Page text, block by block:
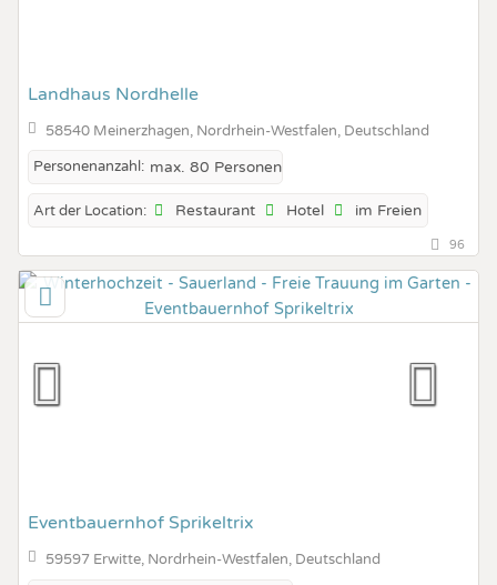
Landhaus Nordhelle
58540 Meinerzhagen, Nordrhein-Westfalen, Deutschland
Personenanzahl: max. 80 Personen
Art der Location: Restaurant Hotel im Freien
96
Eventbauernhof Sprikeltrix
59597 Erwitte, Nordrhein-Westfalen, Deutschland